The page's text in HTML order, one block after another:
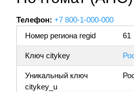
Телефон: +7 800-1-000-000
Номер региона regid
61
Ключ citykey
Уникальный ключ
citykey_u